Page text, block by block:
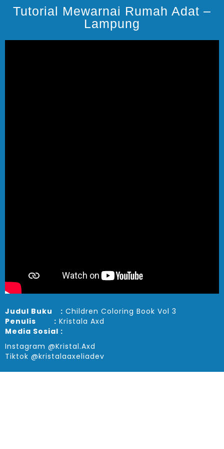
Tutorial Mewarnai Rumah Adat –
Lampung
Judul Buku : Children Coloring Book Vol 3
Penulis : Kristala Axd
Media Sosial :
Instagram @Kristal.Axd
Tiktok @kristalaaxeliadev